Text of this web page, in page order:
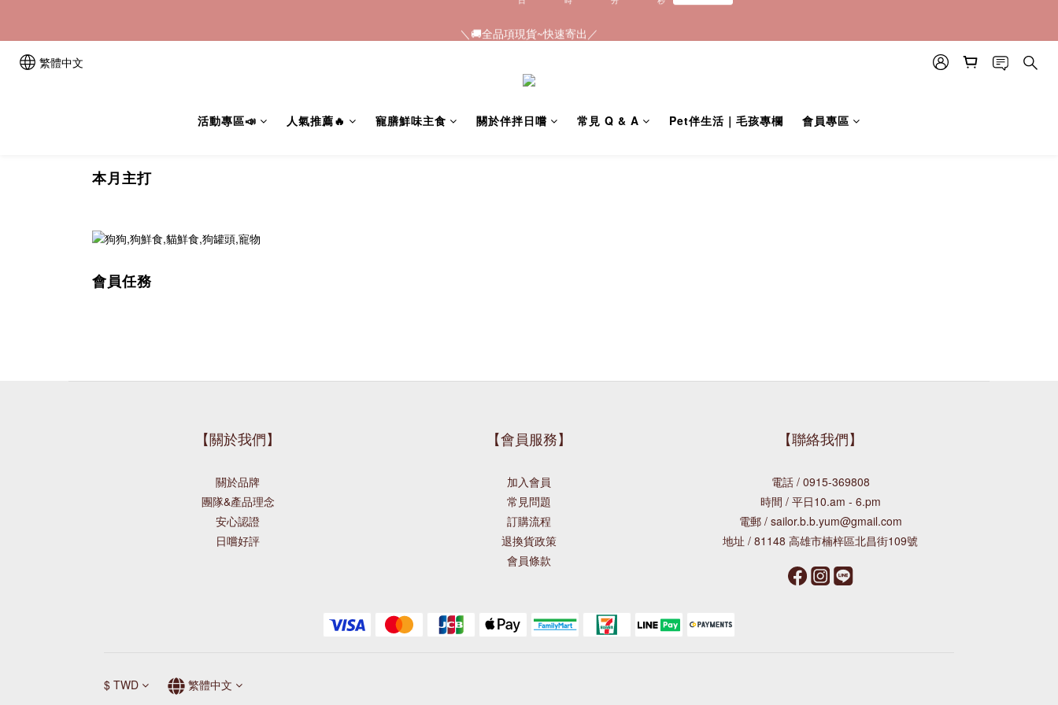
3
繁體中文
活動專區📣 人氣推薦🔥 寵膳鮮味主食 關於伴拌日嚐 常見 Q & A Pet伴生活｜毛孩專欄 會員專區
本月主打
會員任務
【關於我們】
關於品牌
團隊&產品理念
安心認證
日嚐好評
【會員服務】
加入會員
常見問題
訂購流程
退換貨政策
會員條款
【聯絡我們】
電話 / 0915-369808
時間 / 平日10.am - 6.pm
電郵 / sailor.b.b.yum@gmail.com
地址 / 81148 高雄市楠梓區北昌街109號
$ TWD 繁體中文